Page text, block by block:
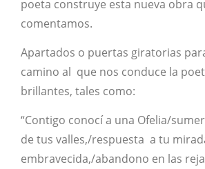
poeta construye esta nueva obra
comentamos.
Apartados o puertas giratorias
camino al que nos conduce la
brillantes, tales como:
“Contigo conocí a una Ofelia/
de tus valles,/respuesta a tu
embravecida,/abandono en las